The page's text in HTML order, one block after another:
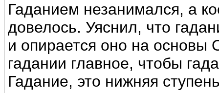
Гаданием незанимался, а
довелось. Уяснил, что
и опирается оно на основы
гадании главное, чтобы
Гадание, это нижняя